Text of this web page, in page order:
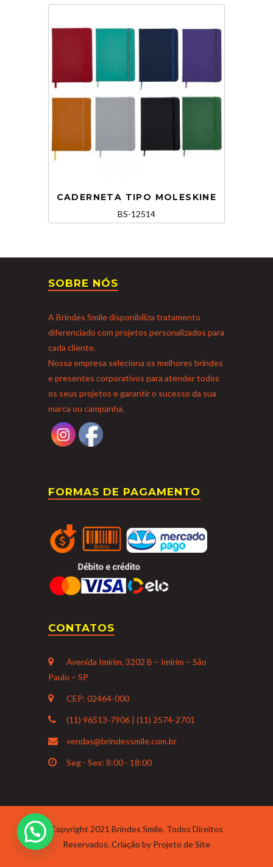
CADERNETA TIPO MOLESKINE
BS-12514
SOBRE NÓS
A Brindes Smile disponibiliza tratamento
diferenciado com projetos personalizados para
cada cliente.
Nossa empresa seleciona os melhores brindes
e presentes corporativos para atender todos
os seus projetos e garantir o sucesso da sua
marca ou campanha.
FORMAS DE PAGAMENTO
CONTATOS
Avenida Imirim, 3202 B – Imirim – São
Paulo – SP
CEP: 02464-000
(11) 96513-7906 | (11) 2574-2701
vendas@brindessmile.com.br
Seg - Sex: 8:00 - 18:00
Copyright 2021 Brindes Smile. Todos Direitos
Reservados. Criação by Projeto de Site
Precisa de ajuda?